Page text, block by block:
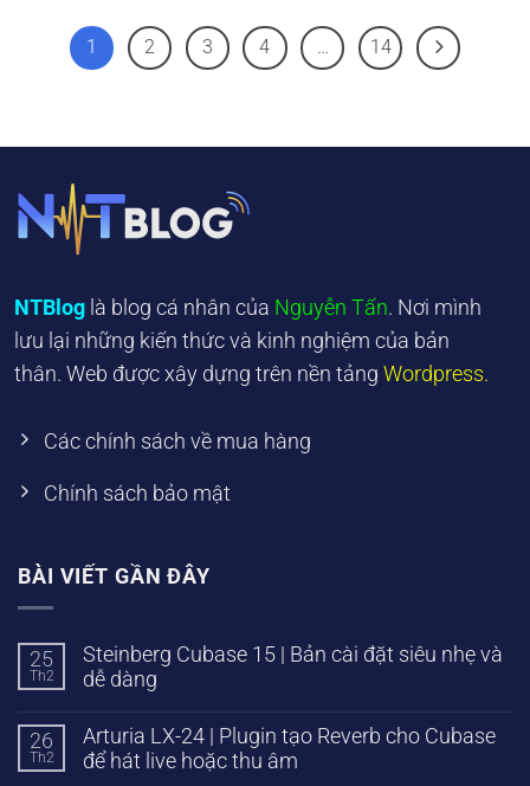
1 2 3 4 … 14
NTBlog là blog cá nhân của Nguyễn Tấn. Nơi mình
lưu lại những kiến thức và kinh nghiệm của bản
thân. Web được xây dựng trên nền tảng Wordpress.
Các chính sách về mua hàng
Chính sách bảo mật
BÀI VIẾT GẦN ĐÂY
25
Th2
Steinberg Cubase 15 | Bản cài đặt siêu nhẹ và
dễ dàng
26
Th2
Arturia LX-24 | Plugin tạo Reverb cho Cubase
để hát live hoặc thu âm